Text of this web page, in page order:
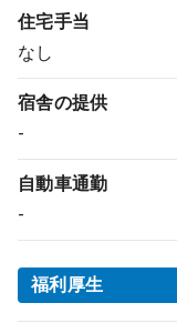
住宅手当
なし
宿舎の提供
-
自動車通勤
-
福利厚生